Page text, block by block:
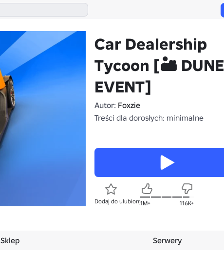
Car Dealership
Tycoon [🏜️ DUNE
EVENT]
Autor: Foxzie
Treści dla dorosłych: minimalne
Dodaj do ulubionych
1M+ 116K+
Sklep Serwery